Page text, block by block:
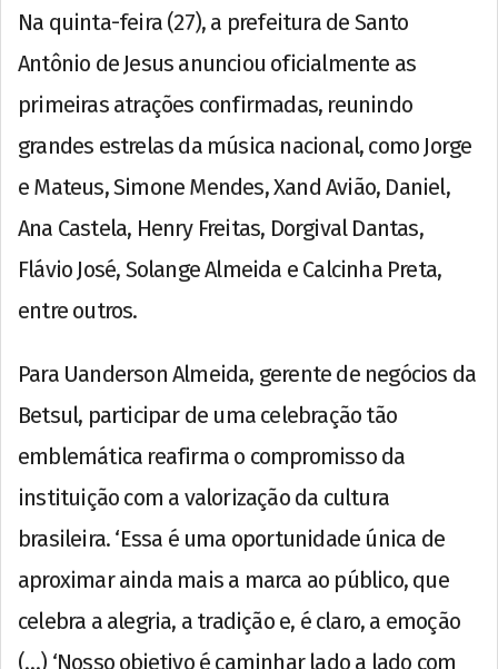
Na quinta-feira (27), a prefeitura de Santo
Antônio de Jesus anunciou oficialmente as
primeiras atrações confirmadas, reunindo
grandes estrelas da música nacional, como Jorge
e Mateus, Simone Mendes, Xand Avião, Daniel,
Ana Castela, Henry Freitas, Dorgival Dantas,
Flávio José, Solange Almeida e Calcinha Preta,
entre outros.
Para Uanderson Almeida, gerente de negócios da
Betsul, participar de uma celebração tão
emblemática reafirma o compromisso da
instituição com a valorização da cultura
brasileira. ‘Essa é uma oportunidade única de
aproximar ainda mais a marca ao público, que
celebra a alegria, a tradição e, é claro, a emoção
(…) ‘Nosso objetivo é caminhar lado a lado com